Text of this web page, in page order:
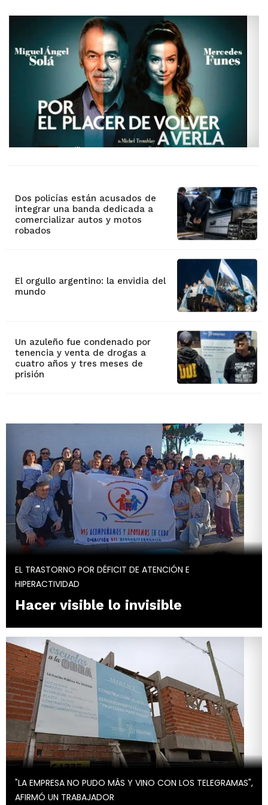
Dos policías están acusados de
integrar una banda dedicada a
comercializar autos y motos
robados
El orgullo argentino: la envidia del
mundo
Un azuleño fue condenado por
tenencia y venta de drogas a
cuatro años y tres meses de
prisión
EL TRASTORNO POR DÉFICIT DE ATENCIÓN E
HIPERACTIVIDAD
Hacer visible lo invisible
"LA EMPRESA NO PUDO MÁS Y VINO CON LOS TELEGRAMAS",
AFIRMÓ UN TRABAJADOR